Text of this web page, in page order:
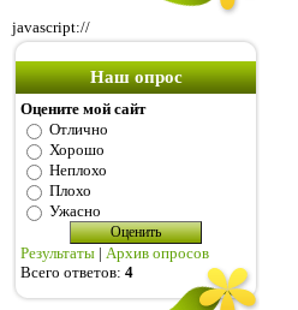
javascript://
Наш опрос
Оцените мой сайт
Отлично
Хорошо
Неплохо
Плохо
Ужасно
Результаты | Архив опросов
Всего ответов: 4